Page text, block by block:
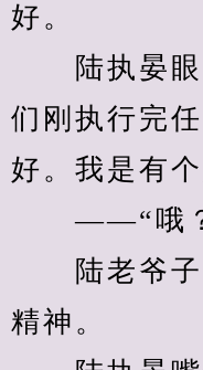
好。
陆执晏眼
们刚执行完
好。我是有
——“哦？
陆老爷子
精神。